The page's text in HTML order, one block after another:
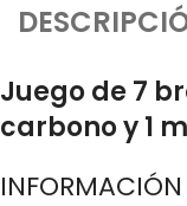
Juego de 7
carbono y 1